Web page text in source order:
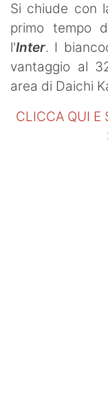
Si chiude con
primo tempo
l'Inter. I
vantaggio al
area di Daichi
CLICCA QUI E